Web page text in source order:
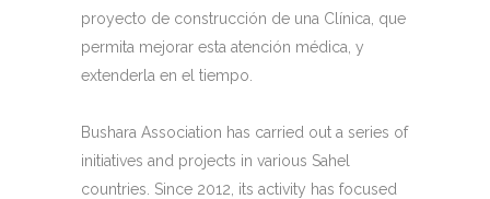
proyecto de construcción de una Clínica, que
permita mejorar esta atención médica, y
extenderla en el tiempo.
Bushara Association has carried out a series of
initiatives and projects in various Sahel
countries. Since 2012, its activity has focused